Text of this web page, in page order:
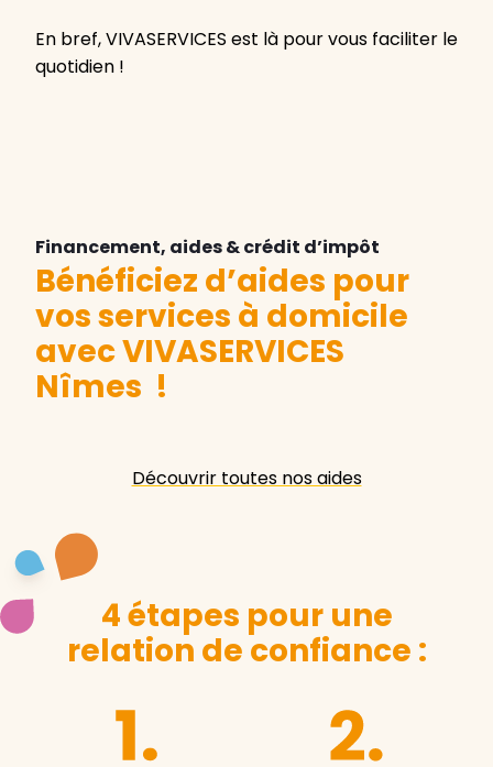
En bref, VIVASERVICES est là pour vous faciliter le
quotidien !
Financement, aides & crédit d’impôt
Bénéficiez d’aides pour
vos services à domicile
avec VIVASERVICES
Nîmes !
Découvrir toutes nos aides
4 étapes pour une
relation de confiance :